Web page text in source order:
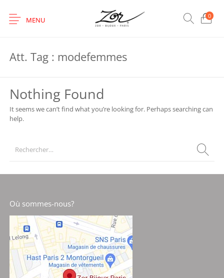
MENU 0
Att. Tag : modefemmes
Nothing Found
It seems we can’t find what you’re looking for. Perhaps searching can
help.
Où sommes-nous?